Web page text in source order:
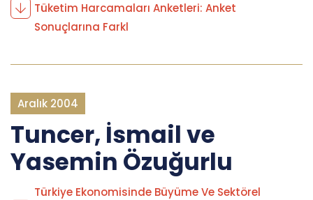
Tüketim Harcamaları Anketleri: Anket
Sonuçlarına Farkl
Aralık 2004
Tuncer, İsmail ve
Yasemin Özuğurlu
Türkiye Ekonomisinde Büyüme Ve Sektörel